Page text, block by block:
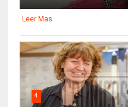
Leer Mas
4